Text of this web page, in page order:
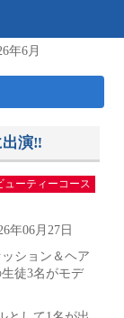
年6月
演‼
ーティーコース
年06月27日
ション＆ヘア
徒3名がモデ